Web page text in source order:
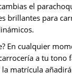
el
brillantes para
En cualquier
a tu tono
matrícula